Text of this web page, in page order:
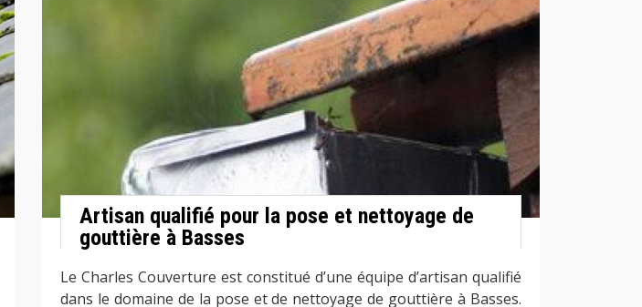
Artisan qualifié pour la pose et nettoyage de
gouttière à Basses
Le Charles Couverture est constitué d’une équipe d’artisan qualifié
dans le domaine de la pose et de nettoyage de gouttière à Basses.